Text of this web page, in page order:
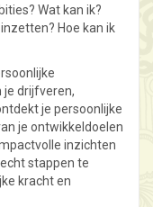
Wat kan ik?
Hoe kan ik
je drijfveren,
je persoonlijke
je ontwikkeldoelen
inzichten
stappen te
kracht en